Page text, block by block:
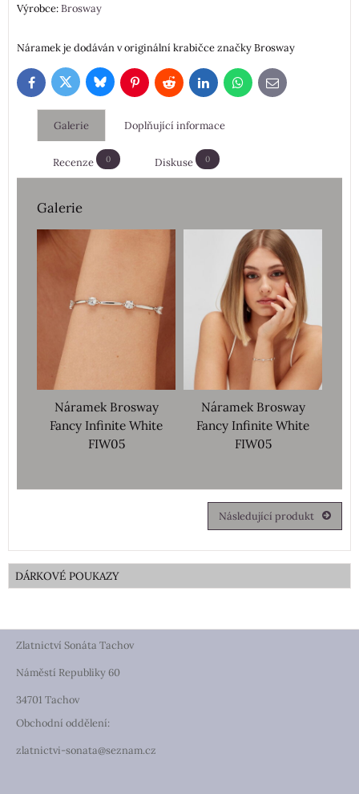
Výrobce:Brosway
Náramek je dodáván v originální krabičce značky Brosway
FacebookTwitterBlueskyPinterestRedditLinkedInWhatsApp
E-
mail
Galerie Doplňující informace
Recenze 0 Diskuse 0
Galerie
Náramek Brosway
Fancy Infinite White
FIW05
Náramek Brosway
Fancy Infinite White
FIW05
Následující produkt
DÁRKOVÉ POUKAZY
Zlatnictví Sonáta Tachov
Náměstí Republiky 60
34701 Tachov
Obchodní oddělení:
zlatnictvi-sonata@seznam.cz